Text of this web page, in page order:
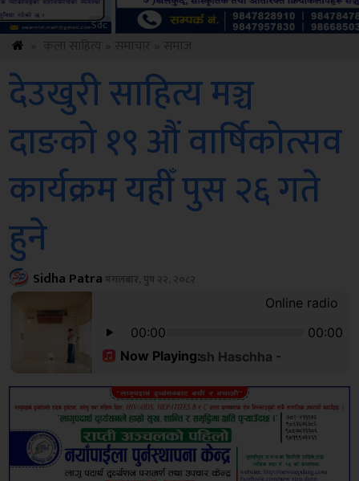
Amb
देउखुरी साहित्य मञ्च
दाङको १९ औं वार्षिकोत्सव
कार्यक्रम यहीँ पुस २६ गते
हुने
Sidha Patraमंगलबार, पुष २२, २०८२